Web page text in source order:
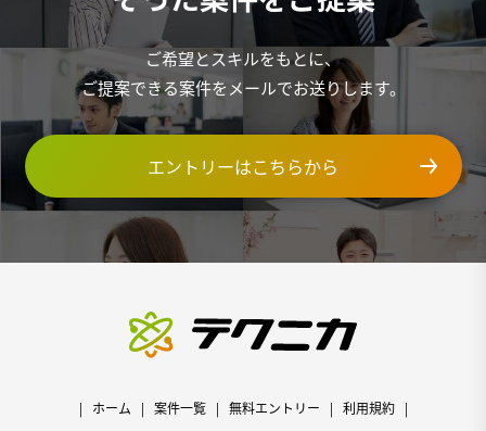
ご希望とスキルをもとに、
ご提案できる案件をメールでお送りします。
エントリーはこちらから
ホーム 案件一覧 無料エントリー 利用規約